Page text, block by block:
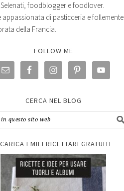
foodblogger e foodlover.
appassionata di pasticceria e follemente
della Francia.
FOLLOW ME
CERCA NEL BLOG
I MIEI RICETTARI GRATUITI